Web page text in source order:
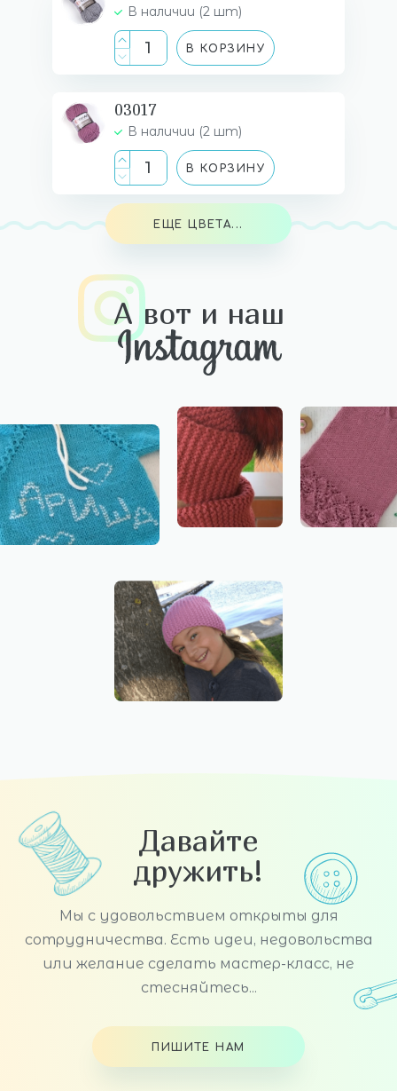
В наличии (2 шт)
В КОРЗИНУ
03017
В наличии (2 шт)
В КОРЗИНУ
ЕЩЕ ЦВЕТА...
А вот и наш
Давайте
дружить!
Мы с удовольствием открыты для
сотрудничества. Есть идеи, недовольства
или желание сделать мастер-класс, не
стесняйтесь...
ПИШИТЕ НАМ